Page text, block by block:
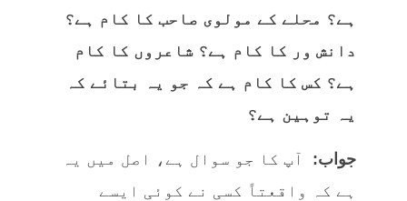
ہے؟ محلے کے مولوی صاحب کا کام ہے؟
دانش ور کا کام ہے؟ شاعروں کا کام
ہے؟ کس کا کام ہے کہ جو یہ بتائے کہ
یہ توہین ہے؟
جواب:
آپ کا جو سوال ہے، اصل میں یہ
ہے کہ واقعتاً کسی نے کوئی ایسے